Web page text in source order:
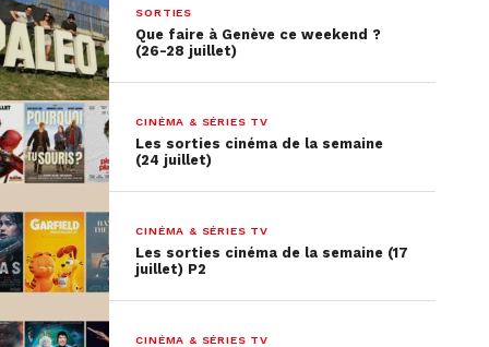
SORTIES
Que faire à Genève ce weekend ?
(26-28 juillet)
CINÉMA & SÉRIES TV
Les sorties cinéma de la semaine
(24 juillet)
CINÉMA & SÉRIES TV
Les sorties cinéma de la semaine (17
juillet) P2
CINÉMA & SÉRIES TV